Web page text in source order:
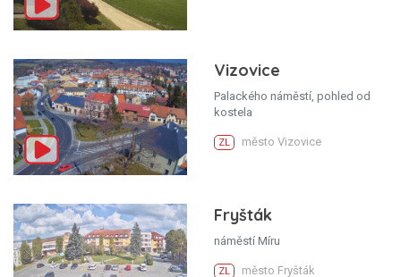
Vizovice
Palackého náměstí, pohled od
kostela
ZL město Vizovice
Fryšták
náměstí Míru
ZL město Fryšták